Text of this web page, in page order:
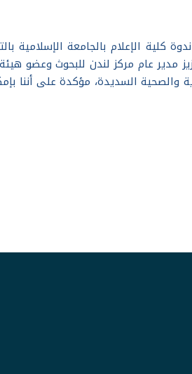
الإعلام بالجامعة الإسلامية
مدير عام مركز لندن للبحوث وعضو
والصحية السديدة، مؤكدة على أننا